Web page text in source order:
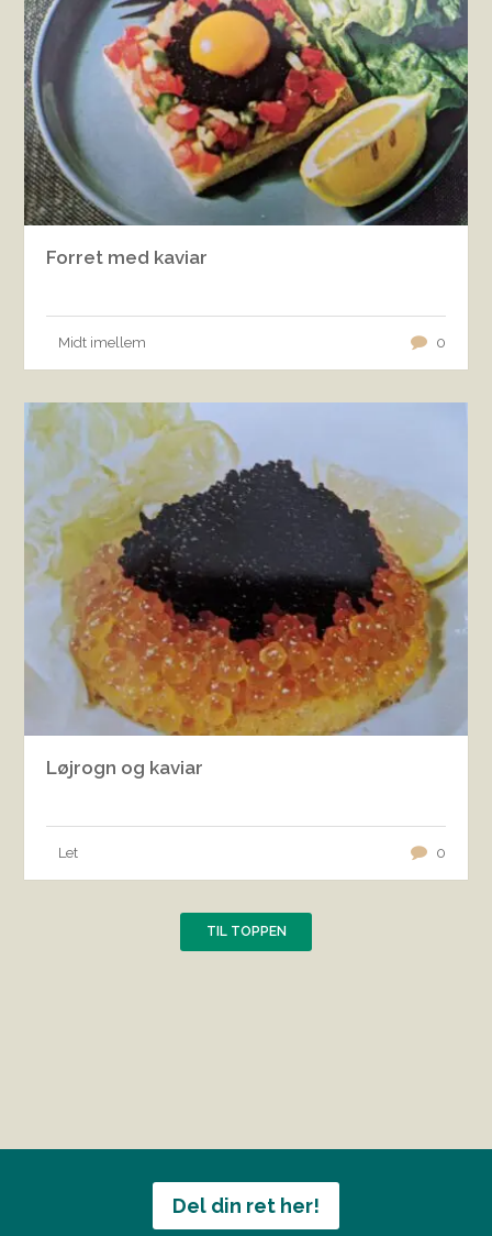
Forret med kaviar
Midt imellem 0
Løjrogn og kaviar
Let 0
TIL TOPPEN
Del din ret her!